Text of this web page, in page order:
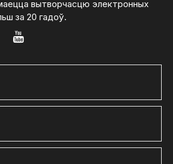
вытворчасцю электронных
за 20 гадоў.